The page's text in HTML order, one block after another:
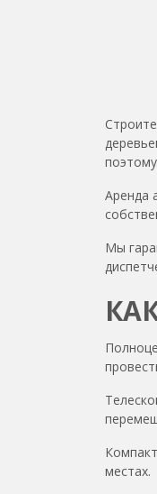
Аренда
Мы
местах.